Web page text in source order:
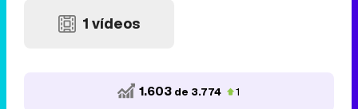
1 vídeos
1.603 de 3.774 1